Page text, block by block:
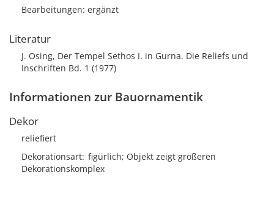
Bearbeitungen: ergänzt
Literatur
J. Osing, Der Tempel Sethos I. in Gurna. Die Reliefs und
Inschriften Bd. 1 (1977)
Informationen zur Bauornamentik
Dekor
reliefiert
Dekorationsart figürlich; Objekt zeigt größeren
Dekorationskomplex